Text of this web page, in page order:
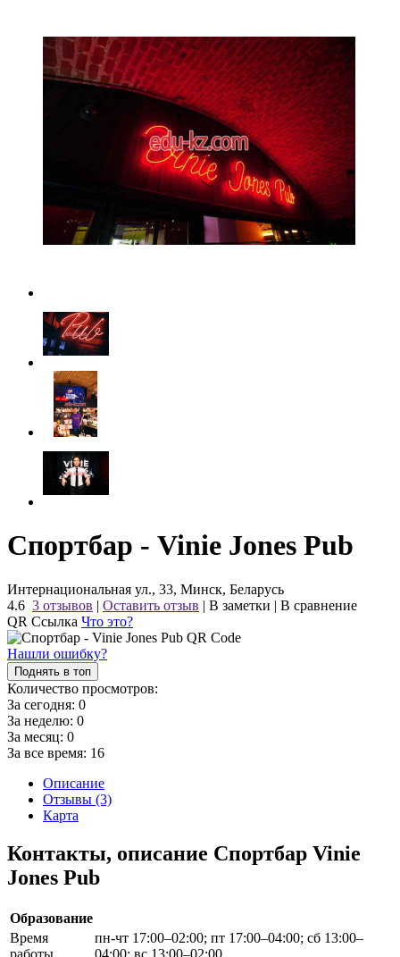
Спортбар - Vinie Jones Pub
Интернациональная ул., 33, Минск, Беларусь
4.6 3 отзывов | Оставить отзыв | В заметки | В сравнение
QR Ссылка Что это?
Нашли ошибку?
Поднять в топ
Количество просмотров:
За сегодня: 0
За неделю: 0
За месяц: 0
За все время: 16
Описание
Отзывы (3)
Карта
Контакты, описание Спортбар Vinie
Jones Pub
Образование
Время
работы
пн-чт 17:00–02:00; пт 17:00–04:00; сб 13:00–
04:00; вс 13:00–02:00